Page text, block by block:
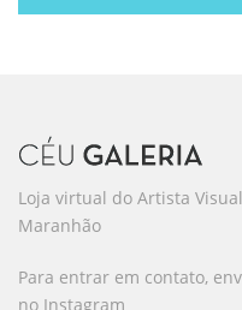
Loja virtual do Artista
Maranhão
Para entrar em contato,
no Instagram